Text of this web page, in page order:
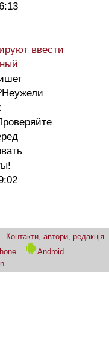
ввести
Контакти, автори, редакція
Android